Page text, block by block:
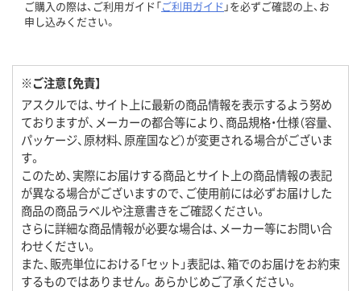
ご購入の際は、ご利用ガイド「ご利用ガイド 」を必ずご確認の上、お
申し込みください。
※ご注意【免責】
アスクルでは、サイト上に最新の商品情報を表示するよう努め
ておりますが、メーカーの都合等により、商品規格・仕様（容量、
パッケージ、原材料、原産国など）が変更される場合がございま
す。
このため、実際にお届けする商品とサイト上の商品情報の表記
が異なる場合がございますので、ご使用前には必ずお届けした
商品の商品ラベルや注意書きをご確認ください。
さらに詳細な商品情報が必要な場合は、メーカー等にお問い合
わせください。
また、販売単位における「セット」表記は、箱でのお届けをお約束
するものではありません。あらかじめご了承ください。